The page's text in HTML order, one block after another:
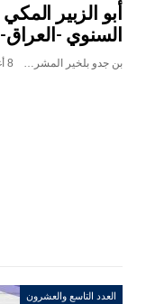
أبو الزبير
السنوي -العراق-
8 أغسطس, 2024
العدد التاسع والعشرون